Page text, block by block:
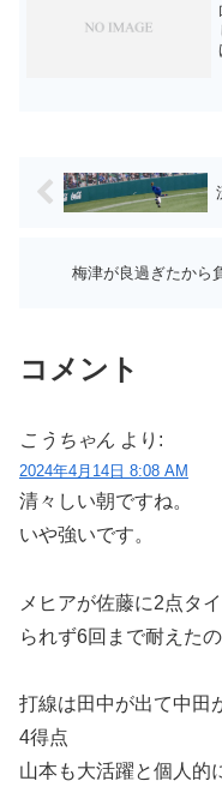
梅津が良過ぎたから
コメント
こうちゃん より:
2024年4月14日 8:08 AM
清々しい朝ですね。
いや強いです。
メヒアが佐藤に2点タ
られず6回まで耐えた
打線は田中が出て中田
4得点
山本も大活躍と個人的